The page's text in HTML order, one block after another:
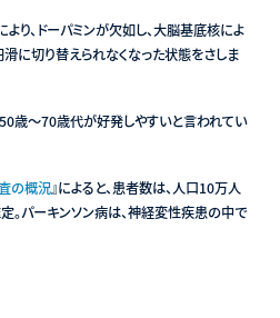
り、ドーパミンが欠如し、大脳基底核によ
に切り替えられなくなった状態をさしま
歳〜70歳代が好発しやすいと言われてい
の概況』によると、患者数は、人口10万人
。パーキンソン病は、神経変性疾患の中で